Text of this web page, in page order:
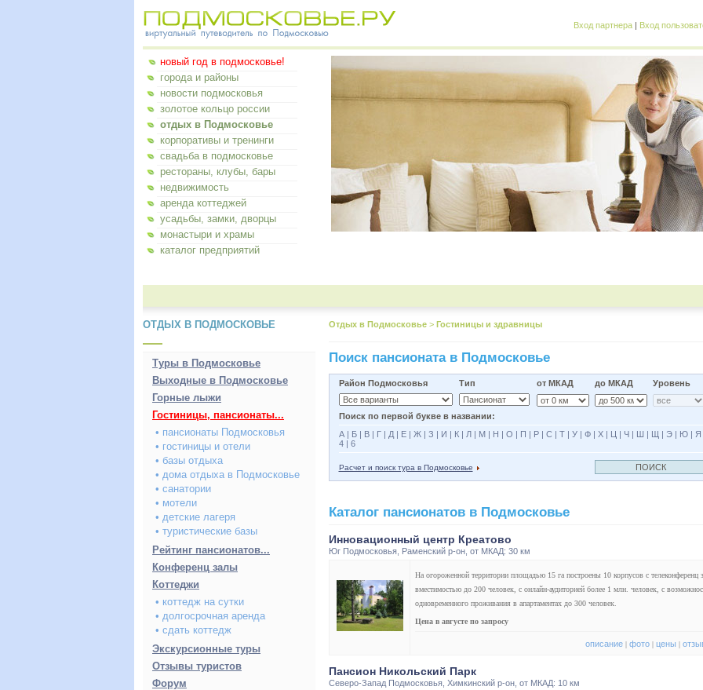
Вход партнера | Вход
новый год в подмосковье!
города и районы
новости подмосковья
золотое кольцо россии
отдых в Подмосковье
корпоративы и тренинги
свадьба в подмосковье
рестораны, клубы, бары
недвижимость
аренда коттеджей
усадьбы, замки, дворцы
монастыри и храмы
каталог предприятий
ОТДЫХ В ПОДМОСКОВЬЕ
Туры в Подмосковье
Выходные в Подмосковье
Горные лыжи
Гостиницы, пансионаты...
• пансионаты Подмосковья
• гостиницы и отели
• базы отдыха
• дома отдыха в Подмосковье
• санатории
• мотели
• детские лагеря
• туристические базы
Рейтинг пансионатов...
Конференц залы
Коттеджи
• коттедж на сутки
• долгосрочная аренда
• сдать коттедж
Экскурсионные туры
Отзывы туристов
Форум
Отдых в Подмосковье > Гостиницы и здравницы
Поиск пансионата в Подмосковье
Район Подмосковья Тип от МКАД до МКАД Уровень
Поиск по первой букве в названии:
А| Б| В| Г| Д| Е| Ж| З | И | К| Л| М| Н | О | П | Р| С| Т| У| Ф| Х| Ц | Ч| Ш | Щ | Э| Ю| Я
4| 6
Расчет и поиск тура в Подмосковье
Каталог пансионатов в Подмосковье
Инновационный центр Креатово
Юг Подмосковья Раменский р-он , от МКАД: 30 км
На огороженной территории площадью 15 га построены 10 корпусов с телеконференц
вместимостью до 200 человек, с онлайн-аудиторией более 1 млн. человек, с
одновременного проживания в апартаментах до 300 человек.
Цена в августе по запросу
описание | фото | цены |
Пансион Никольский Парк
Северо-Запад Подмосковья Химкинский р-он , от МКАД: 10 км